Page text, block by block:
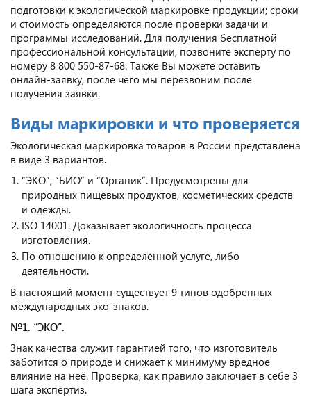
подготовки к экологической маркировке продукции; сроки
и стоимость определяются после проверки задачи и
программы исследований. Для получения бесплатной
профессиональной консультации, позвоните эксперту по
номеру 8 800 550-87-68. Также Вы можете оставить
онлайн-заявку, после чего мы перезвоним после
получения заявки.
Виды маркировки и что проверяется
Экологическая маркировка товаров в России представлена
в виде 3 вариантов.
“ЭКО”, “БИО” и “Органик”. Предусмотрены для
природных пищевых продуктов, косметических средств
и одежды.
ISO 14001. Доказывает экологичность процесса
изготовления.
По отношению к определённой услуге, либо
деятельности.
В настоящий момент существует 9 типов одобренных
международных эко-знаков.
№1. “ЭКО”.
Знак качества служит гарантией того, что изготовитель
заботится о природе и снижает к минимуму вредное
влияние на неё. Проверка, как правило заключает в себе 3
шага экспертиз.